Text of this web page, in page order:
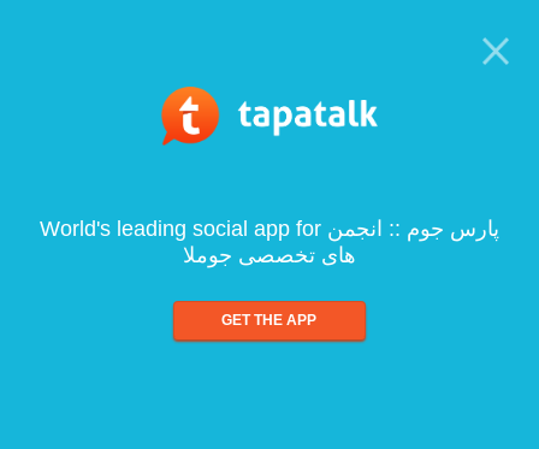
World's leading social app for پارس جوم :: انجمن
های تخصصی جوملا
GET THE APP